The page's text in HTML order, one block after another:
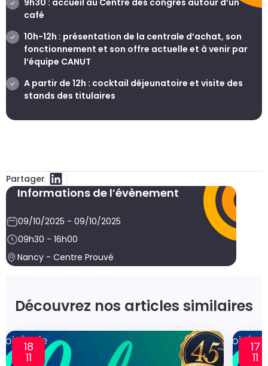
9h30 : accueil au Centre des congrès autour d’un
café
10h-12h : présentation de la centrale d’achat, son
fonctionnement et son offre actuelle et à venir par
l’équipe CANUT
A partir de 12h : cocktail déjeunatoire et visite des
stands des titulaires
Partager
Informations de l’évènement
09/10/2025 - 09/10/2025
09h30 - 16h00
Nancy - Centre Prouvé
Découvrez nos articles similaires
18
11
17
11